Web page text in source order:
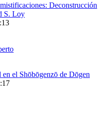
Deconstrucción
S. Loy
el Shōbōgenzō de Dōgen